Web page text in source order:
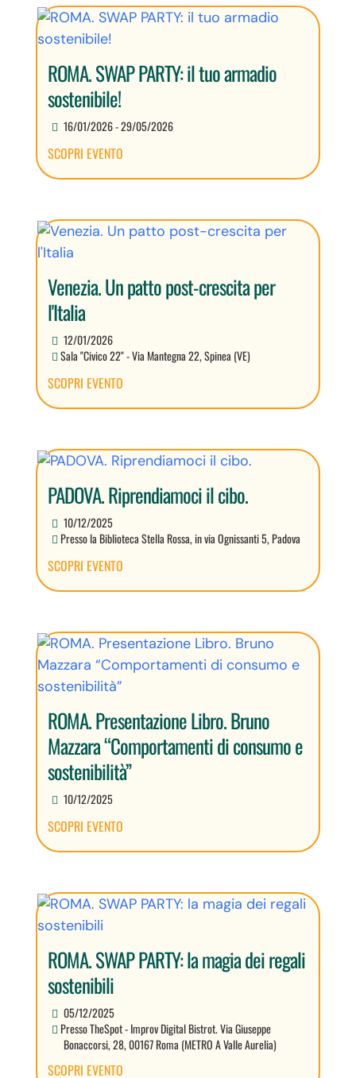
ROMA. SWAP PARTY: il tuo armadio
sostenibile!
16/01/2026 - 29/05/2026
SCOPRI EVENTO
Venezia. Un patto post-crescita per
l'Italia
12/01/2026
Sala "Civico 22" - Via Mantegna 22, Spinea (VE)
SCOPRI EVENTO
PADOVA. Riprendiamoci il cibo.
10/12/2025
Presso la Biblioteca Stella Rossa, in via Ognissanti 5, Padova
SCOPRI EVENTO
ROMA. Presentazione Libro. Bruno
Mazzara “Comportamenti di consumo e
sostenibilità”
10/12/2025
SCOPRI EVENTO
ROMA. SWAP PARTY: la magia dei regali
sostenibili
05/12/2025
Presso TheSpot - Improv Digital Bistrot. Via Giuseppe
Bonaccorsi, 28, 00167 Roma (METRO A Valle Aurelia)
SCOPRI EVENTO